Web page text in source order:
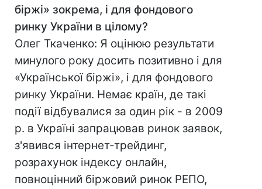
біржі» зокрема, і для фондового
ринку України в цілому?
Олег Ткаченко: Я оцінюю результати
минулого року досить позитивно і для
«Української біржі», і для фондового
ринку України. Немає країн, де такі
події відбувалися за один рік - в 2009
р. в Україні запрацював ринок заявок,
з'явився інтернет-трейдинг,
розрахунок індексу онлайн,
повноцінний біржовий ринок РЕПО,